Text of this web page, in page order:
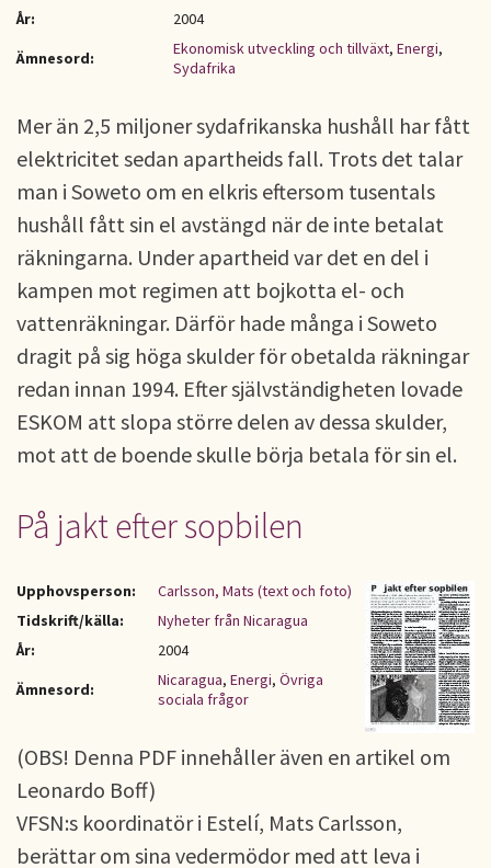
År:
2004
Ämnesord:
Ekonomisk utveckling och tillväxt, Energi,
Sydafrika
Mer än 2,5 miljoner sydafrikanska hushåll har fått
elektricitet sedan apartheids fall. Trots det talar
man i Soweto om en elkris eftersom tusentals
hushåll fått sin el avstängd när de inte betalat
räkningarna. Under apartheid var det en del i
kampen mot regimen att bojkotta el- och
vattenräkningar. Därför hade många i Soweto
dragit på sig höga skulder för obetalda räkningar
redan innan 1994. Efter självständigheten lovade
ESKOM att slopa större delen av dessa skulder,
mot att de boende skulle börja betala för sin el.
På jakt efter sopbilen
Upphovsperson:
Carlsson, Mats (text och foto)
Tidskrift/källa:
Nyheter från Nicaragua
År:
2004
Ämnesord:
Nicaragua, Energi, Övriga
sociala frågor
(OBS! Denna PDF innehåller även en artikel om
Leonardo Boff)
VFSN:s koordinatör i Estelí, Mats Carlsson,
berättar om sina vedermödor med att leva i